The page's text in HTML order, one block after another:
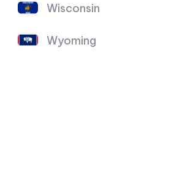
Wisconsin
Wyoming